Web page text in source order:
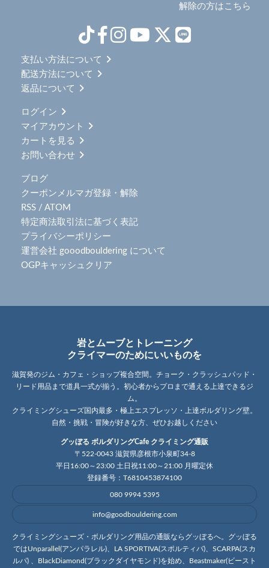
解除の方はこちら
支払い方法について
配送方法について
返品について
ログイン
マイアカウント
カートを見る
お問い合わせ
ブログ
クーポンメルマガ登録・解除
RSS / ATOM
特定商法取引法に基づく表記
プライバシーポリシー
運営会社 gooodbouldering について
OGPキャッシュクリア
岩とムーブとトレーニング
クライマーのためにいいものを
滋賀発のジム・カフェ・ショップ複合空間。チョーク・クラッシュパッド・
リード用品まで道具一式が揃う。初心者からプロまで通える上達できるジ
ム。
クライミングシューズ国内最多・極上エスプレッソ・上達ボルダリング壁。
自然・挑戦・冒険が好きな方、ぜひお越しください
グッぼる ボルダリングCafe クライミング通販
〒522-0043 滋賀県彦根市小泉町34-8
平日16:00～23:00 土日祝11:00～21:00 月曜定休
登録番号：T6810453874100
080 9994 5395
info@goodbouldering.com
クライミングシューズ・ボルダリング用品の通販ならグッぼるへ。グッぼる
ではUnparallel(アンパラレル)、LA SPORTIVA(スポルティバ)、SCARPA(スカ
ルパ) 、BlackDiamond(ブラックダイヤモンド)を始め、Beastmaker(ビースト